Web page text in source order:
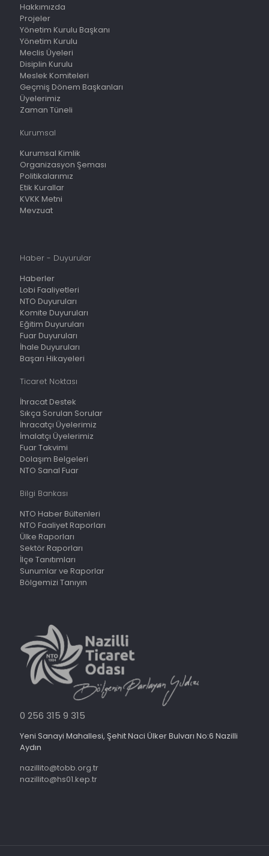
Hakkımızda
Projeler
Yönetim Kurulu Başkanı
Yönetim Kurulu
Meclis Üyeleri
Disiplin Kurulu
Meslek Komiteleri
Geçmiş Dönem Başkanları
Üyelerimiz
Zaman Tüneli
Kurumsal
Kurumsal Kimlik
Organizasyon Şeması
Politikalarımız
Etik Kurallar
KVKK Metni
Mevzuat
Haber - Duyurular
Haberler
Lobi Faaliyetleri
NTO Duyuruları
Komite Duyuruları
Eğitim Duyuruları
Fuar Duyuruları
İhale Duyuruları
Başarı Hikayeleri
Ticaret Noktası
İhracat Destek
Sıkça Sorulan Sorular
İhracatçı Üyelerimiz
İmalatçı Üyelerimiz
Fuar Takvimi
Dolaşım Belgeleri
NTO Sanal Fuar
Bilgi Bankası
NTO Haber Bültenleri
NTO Faaliyet Raporları
Ülke Raporları
Sektör Raporları
İlçe Tanıtımları
Sunumlar ve Raporlar
Bölgemizi Tanıyın
0 256 315 9 315
Yeni Sanayi Mahallesi, Şehit Naci Ülker Bulvarı No:6 Nazilli
Aydın
nazillito@tobb.org.tr
nazillito@hs01.kep.tr